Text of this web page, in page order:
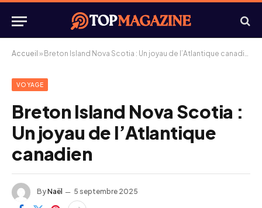
Accueil » Breton Island Nova Scotia : Un joyau de l’Atlantique canadien
VOYAGE
Breton Island Nova Scotia :
Un joyau de l’Atlantique
canadien
ByNaël 5 septembre 2025